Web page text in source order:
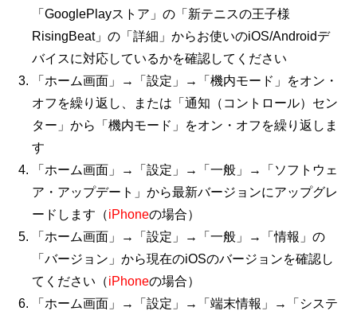
「GooglePlayストア」の「新テニスの王子様
RisingBeat」の「詳細」からお使いのiOS/Androidデ
バイスに対応しているかを確認してください
「ホーム画面」→「設定」→「機内モード」をオン・
オフを繰り返し、または「通知（コントロール）セン
ター」から「機内モード」をオン・オフを繰り返しま
す
「ホーム画面」→「設定」→「一般」→「ソフトウェ
ア・アップデート」から最新バージョンにアップグレ
ードします（iPhoneの場合）
「ホーム画面」→「設定」→「一般」→「情報」の
「バージョン」から現在のiOSのバージョンを確認し
てください（iPhoneの場合）
「ホーム画面」→「設定」→「端末情報」→「システ